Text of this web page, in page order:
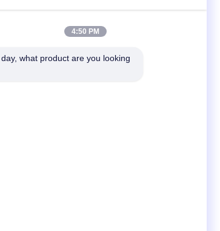
контакт
Телефон
4:50 PM
what product are you looking